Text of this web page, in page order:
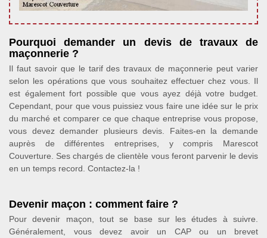
Pourquoi demander un devis de travaux de
maçonnerie ?
Il faut savoir que le tarif des travaux de maçonnerie peut varier
selon les opérations que vous souhaitez effectuer chez vous. Il
est également fort possible que vous ayez déjà votre budget.
Cependant, pour que vous puissiez vous faire une idée sur le prix
du marché et comparer ce que chaque entreprise vous propose,
vous devez demander plusieurs devis. Faites-en la demande
auprès de différentes entreprises, y compris Marescot
Couverture. Ses chargés de clientèle vous feront parvenir le devis
en un temps record. Contactez-la !
Devenir maçon : comment faire ?
Pour devenir maçon, tout se base sur les études à suivre.
Généralement, vous devez avoir un CAP ou un brevet